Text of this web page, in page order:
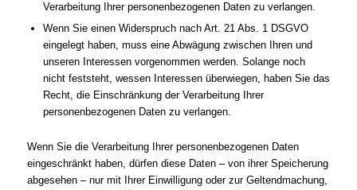
Verarbeitung Ihrer personenbezogenen Daten zu verlangen.
Wenn Sie einen Widerspruch nach Art. 21 Abs. 1 DSGVO
eingelegt haben, muss eine Abwägung zwischen Ihren und
unseren Interessen vorgenommen werden. Solange noch
nicht feststeht, wessen Interessen überwiegen, haben Sie das
Recht, die Einschränkung der Verarbeitung Ihrer
personenbezogenen Daten zu verlangen.
Wenn Sie die Verarbeitung Ihrer personenbezogenen Daten
eingeschränkt haben, dürfen diese Daten – von ihrer Speicherung
abgesehen – nur mit Ihrer Einwilligung oder zur Geltendmachung,